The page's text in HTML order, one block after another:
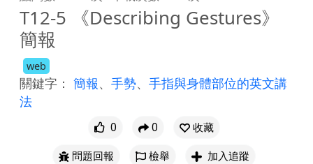
T12-5 《Describing Gestures》
簡報
web
關鍵字： 簡報、 手勢、 手指與身體部位的英文講
法
0 0
收藏
問題回報
檢舉 加入追蹤